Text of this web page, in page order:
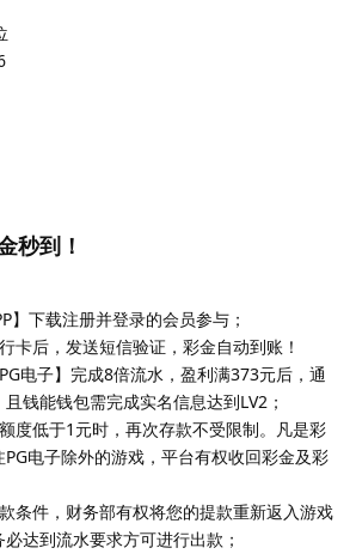
秒到！
】下载注册并登录的会员参与；
卡后，发送短信验证，彩金自动到账！
电子】完成8倍流水，盈利满373元后，通
钱能钱包需完成实名信息达到LV2；
度低于1元时，再次存款不受限制。凡是彩
电子除外的游戏，平台有权收回彩金及彩
条件，财务部有权将您的提款重新返入游戏
达到流水要求方可进行出款；